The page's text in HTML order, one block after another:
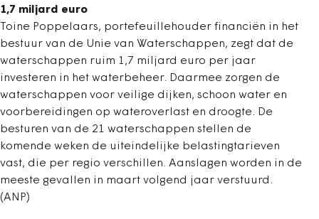
1,7 miljard euro
Toine Poppelaars, portefeuillehouder financiën in het
bestuur van de Unie van Waterschappen, zegt dat de
waterschappen ruim 1,7 miljard euro per jaar
investeren in het waterbeheer. Daarmee zorgen de
waterschappen voor veilige dijken, schoon water en
voorbereidingen op wateroverlast en droogte. De
besturen van de 21 waterschappen stellen de
komende weken de uiteindelijke belastingtarieven
vast, die per regio verschillen. Aanslagen worden in de
meeste gevallen in maart volgend jaar verstuurd.
(ANP)